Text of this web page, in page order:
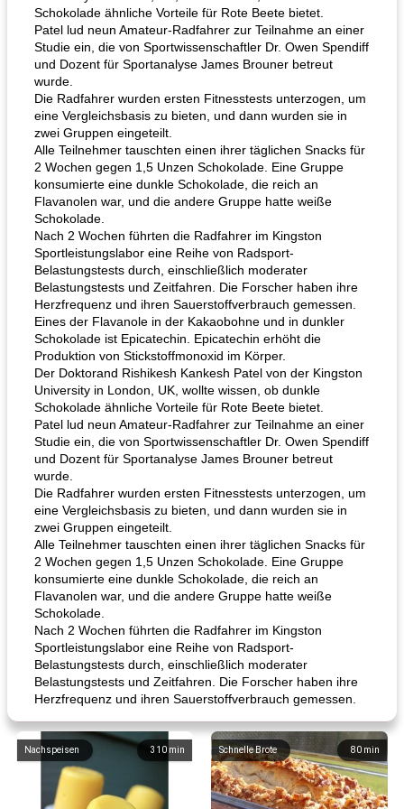
Schokolade ähnliche Vorteile für Rote Beete bietet.
Patel lud neun Amateur-Radfahrer zur Teilnahme an einer
Studie ein, die von Sportwissenschaftler Dr. Owen Spendiff
und Dozent für Sportanalyse James Brouner betreut
wurde.
Die Radfahrer wurden ersten Fitnesstests unterzogen, um
eine Vergleichsbasis zu bieten, und dann wurden sie in
zwei Gruppen eingeteilt.
Alle Teilnehmer tauschten einen ihrer täglichen Snacks für
2 Wochen gegen 1,5 Unzen Schokolade. Eine Gruppe
konsumierte eine dunkle Schokolade, die reich an
Flavanolen war, und die andere Gruppe hatte weiße
Schokolade.
Nach 2 Wochen führten die Radfahrer im Kingston
Sportleistungslabor eine Reihe von Radsport-
Belastungstests durch, einschließlich moderater
Belastungstests und Zeitfahren. Die Forscher haben ihre
Herzfrequenz und ihren Sauerstoffverbrauch gemessen.
Eines der Flavanole in der Kakaobohne und in dunkler
Schokolade ist Epicatechin. Epicatechin erhöht die
Produktion von Stickstoffmonoxid im Körper.
Der Doktorand Rishikesh Kankesh Patel von der Kingston
University in London, UK, wollte wissen, ob dunkle
Schokolade ähnliche Vorteile für Rote Beete bietet.
Patel lud neun Amateur-Radfahrer zur Teilnahme an einer
Studie ein, die von Sportwissenschaftler Dr. Owen Spendiff
und Dozent für Sportanalyse James Brouner betreut
wurde.
Die Radfahrer wurden ersten Fitnesstests unterzogen, um
eine Vergleichsbasis zu bieten, und dann wurden sie in
zwei Gruppen eingeteilt.
Alle Teilnehmer tauschten einen ihrer täglichen Snacks für
2 Wochen gegen 1,5 Unzen Schokolade. Eine Gruppe
konsumierte eine dunkle Schokolade, die reich an
Flavanolen war, und die andere Gruppe hatte weiße
Schokolade.
Nach 2 Wochen führten die Radfahrer im Kingston
Sportleistungslabor eine Reihe von Radsport-
Belastungstests durch, einschließlich moderater
Belastungstests und Zeitfahren. Die Forscher haben ihre
Herzfrequenz und ihren Sauerstoffverbrauch gemessen.
310 min
Nachspeisen 80 min
Schnelle Brote